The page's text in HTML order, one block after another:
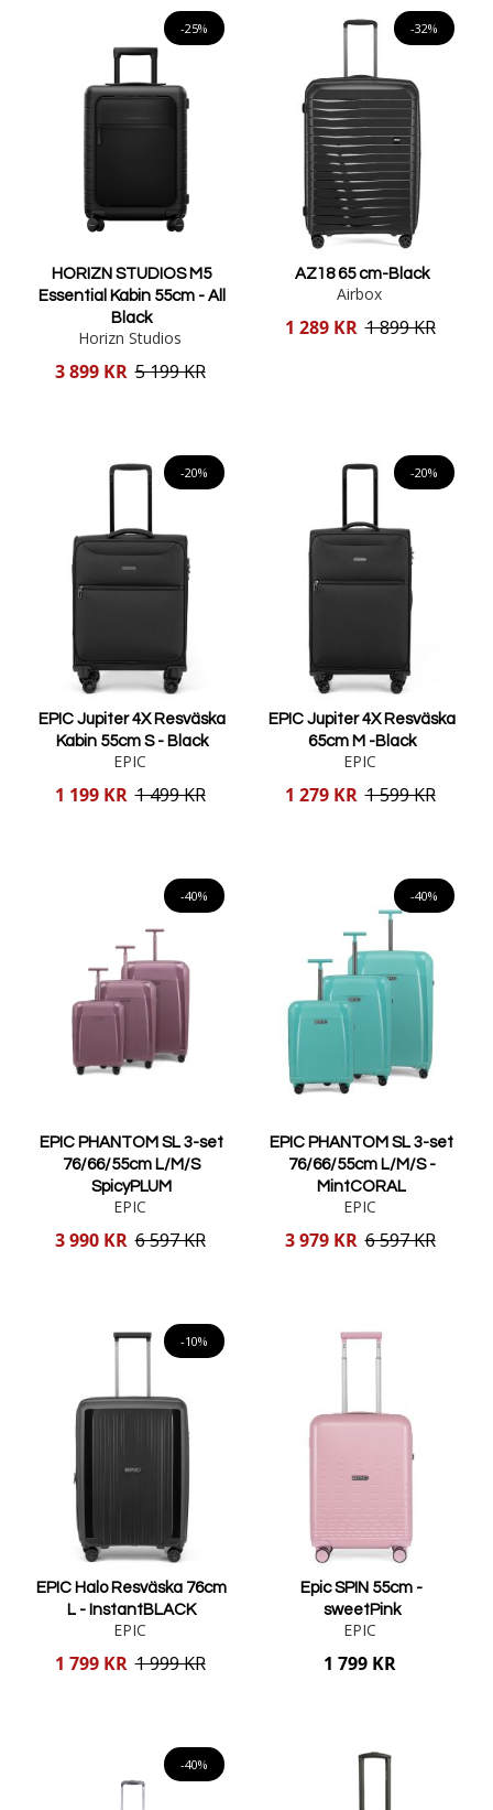
-25%
HORIZN STUDIOS M5
Essential Kabin 55cm - All
Black
Horizn Studios
Reducerat
3 899 KR 5 199 KR
-32%
AZ18 65 cm-Black
Airbox
Reducerat
1 289 KR 1 899 KR
-20%
EPIC Jupiter 4X Resväska
Kabin 55cm S - Black
EPIC
Reducerat
1 199 KR 1 499 KR
-20%
EPIC Jupiter 4X Resväska
65cm M -Black
EPIC
Reducerat
1 279 KR 1 599 KR
-40%
EPIC PHANTOM SL 3-set
76/66/55cm L/M/S
SpicyPLUM
EPIC
Reducerat
3 990 KR 6 597 KR
-40%
EPIC PHANTOM SL 3-set
76/66/55cm L/M/S -
MintCORAL
EPIC
Reducerat
3 979 KR 6 597 KR
-10%
EPIC Halo Resväska 76cm
L - InstantBLACK
EPIC
Reducerat
1 799 KR 1 999 KR
Epic SPIN 55cm -
sweetPink
EPIC
1 799 KR
-40%